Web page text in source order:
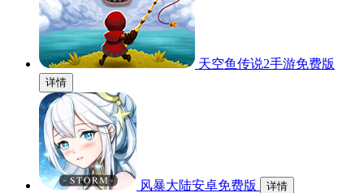
天空鱼传说2手游免费版
详情
风暴大陆安卓免费版 详情